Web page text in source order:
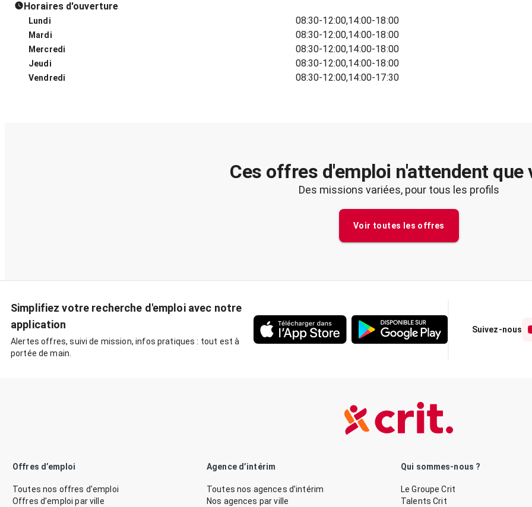
Horaires d'ouverture
Lundi 08:30-12:00,14:00-18:00
Mardi 08:30-12:00,14:00-18:00
Mercredi 08:30-12:00,14:00-18:00
Jeudi 08:30-12:00,14:00-18:00
Vendredi 08:30-12:00,14:00-17:30
Ces offres d'emploi n'attendent que
Des missions variées, pour tous les profils
Voir toutes les offres
Simplifiez votre recherche d'emploi avec notre
application
Alertes offres, suivi de mission, infos pratiques : tout est à
portée de main.
Suivez-nous
Offres d’emploi
Toutes nos offres d’emploi
Offres d’emploi par ville
Agence d’intérim
Toutes nos agences d’intérim
Nos agences par ville
Qui sommes-nous ?
Le Groupe Crit
Talents Crit